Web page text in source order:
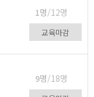
1명/12명
교육마감
9명/18명